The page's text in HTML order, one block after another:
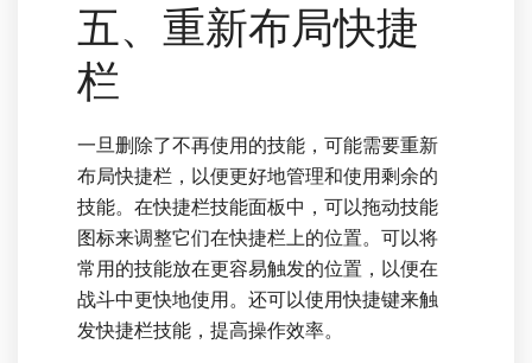
五、重新布局快捷
栏
一旦删除了不再使用的技能，可能需要重新
布局快捷栏，以便更好地管理和使用剩余的
技能。在快捷栏技能面板中，可以拖动技能
图标来调整它们在快捷栏上的位置。可以将
常用的技能放在更容易触发的位置，以便在
战斗中更快地使用。还可以使用快捷键来触
发快捷栏技能，提高操作效率。